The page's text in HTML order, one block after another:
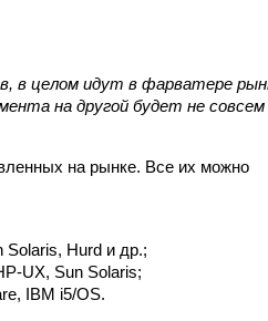
в целом идут в фарватере
на другой будет не совсем
на рынке. Все их можно
Hurd и др.;
UX, Sun Solaris;
IBM i5/OS.